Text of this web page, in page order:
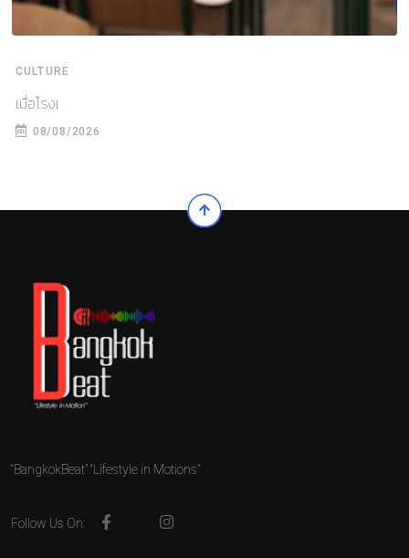
CULTURE
เมื่อโรงเ
08/08/2026
“BangkokBeat” “Lifestyle in Motions”
Follow Us On: